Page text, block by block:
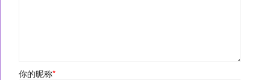
你的昵称*